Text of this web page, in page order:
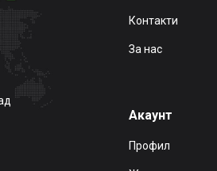
Контакти
За нас
Акаунт
Профил